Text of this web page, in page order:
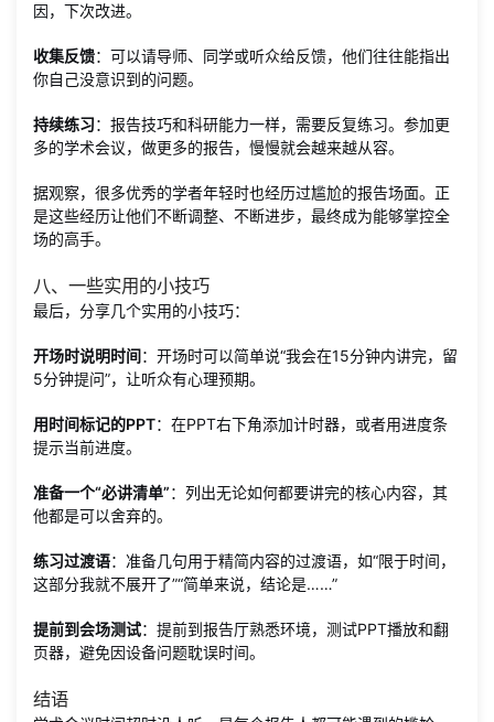
因，下次改进。
收集反馈：可以请导师、同学或听众给反馈，他们往往能指出
你自己没意识到的问题。
持续练习：报告技巧和科研能力一样，需要反复练习。参加更
多的学术会议，做更多的报告，慢慢就会越来越从容。
据观察，很多优秀的学者年轻时也经历过尴尬的报告场面。正
是这些经历让他们不断调整、不断进步，最终成为能够掌控全
场的高手。
八、一些实用的小技巧
最后，分享几个实用的小技巧：
开场时说明时间：开场时可以简单说“我会在15分钟内讲完，留
5分钟提问”，让听众有心理预期。
用时间标记的PPT：在PPT右下角添加计时器，或者用进度条
提示当前进度。
准备一个“必讲清单”：列出无论如何都要讲完的核心内容，其
他都是可以舍弃的。
练习过渡语：准备几句用于精简内容的过渡语，如“限于时间，
这部分我就不展开了”“简单来说，结论是……”
提前到会场测试：提前到报告厅熟悉环境，测试PPT播放和翻
页器，避免因设备问题耽误时间。
结语